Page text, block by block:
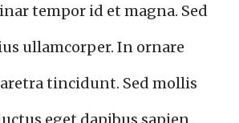
tempor id et magna. Sed
ullamcorper. In ornare
tincidunt. Sed mollis